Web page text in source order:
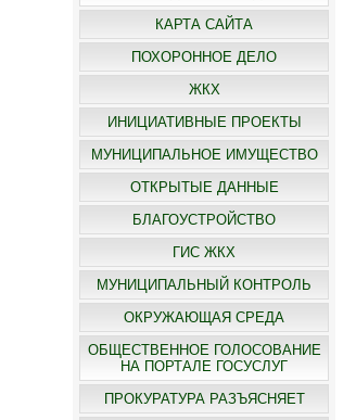
КАРТА САЙТА
ПОХОРОННОЕ ДЕЛО
ЖКХ
ИНИЦИАТИВНЫЕ ПРОЕКТЫ
МУНИЦИПАЛЬНОЕ ИМУЩЕСТВО
ОТКРЫТЫЕ ДАННЫЕ
БЛАГОУСТРОЙСТВО
ГИС ЖКХ
МУНИЦИПАЛЬНЫЙ КОНТРОЛЬ
ОКРУЖАЮЩАЯ СРЕДА
ОБЩЕСТВЕННОЕ ГОЛОСОВАНИЕ
НА ПОРТАЛЕ ГОСУСЛУГ
ПРОКУРАТУРА РАЗЪЯСНЯЕТ